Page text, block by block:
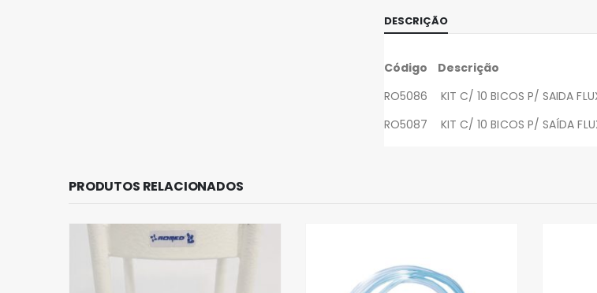
DESCRIÇÃO
Código Descrição
RO5086 KIT C/ 10 BICOS P/ SAIDA
RO5087 KIT C/ 10 BICOS P/ SAÍDA
PRODUTOS RELACIONADOS